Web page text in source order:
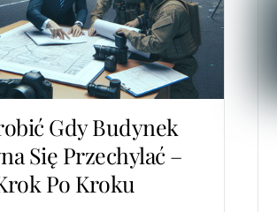
Gdy Budynek
Się Przechylać –
Po Kroku